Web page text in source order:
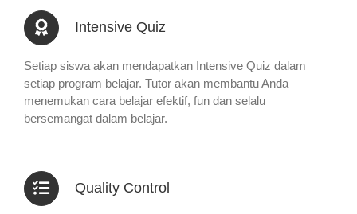
Intensive Quiz
Setiap siswa akan mendapatkan Intensive Quiz dalam
setiap program belajar. Tutor akan membantu Anda
menemukan cara belajar efektif, fun dan selalu
bersemangat dalam belajar.
Quality Control